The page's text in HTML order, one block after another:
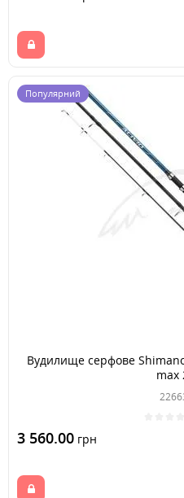
Популярний
Вудилище серфове
max
3 560.00 грн